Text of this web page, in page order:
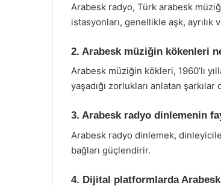
Arabesk radyo, Türk arabesk
istasyonları, genellikle aşk, ayrılık
2. Arabesk müziğin kökenleri
Arabesk müziğin kökleri, 1960’lı
yaşadığı zorlukları anlatan şarkılar
3. Arabesk radyo dinlemenin
Arabesk radyo dinlemek,
bağları güçlendirir.
4. Dijital platformlarda